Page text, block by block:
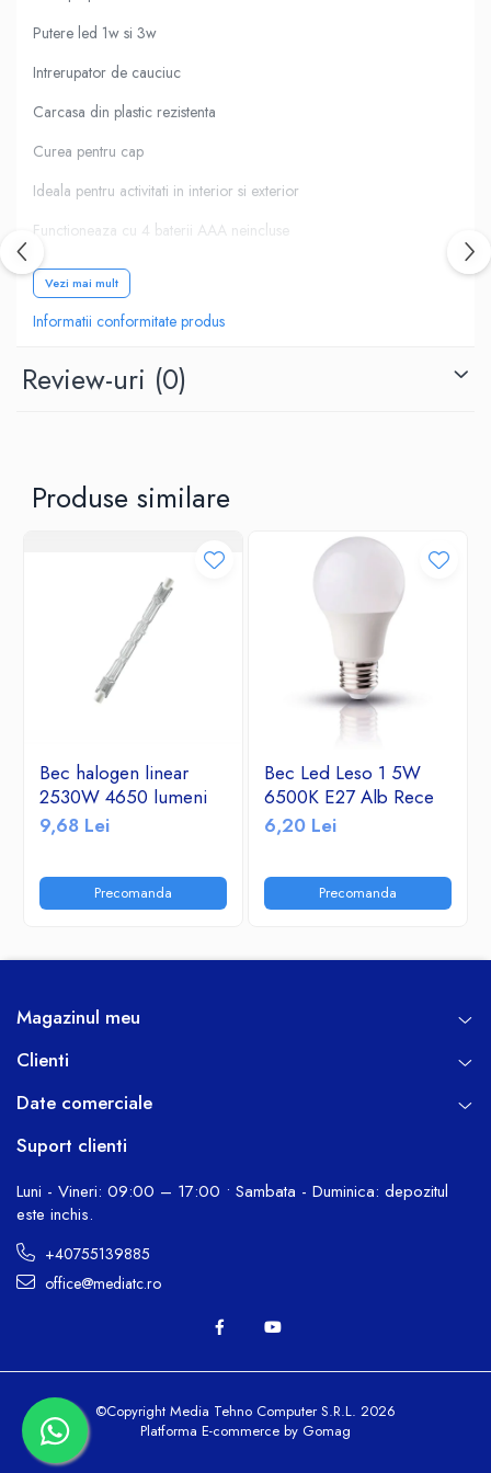
Ventilatoare
Putere led 1w si 3w
Intrerupator de cauciuc
Carcasa din plastic rezistenta
Curea pentru cap
Ideala pentru activitati in interior si exterior
Functioneaza cu 4 baterii AAA neincluse
Ambalaj blister plastic
Vezi mai mult
Informatii conformitate produs
Review-uri (0)
Produse similare
Bec halogen linear
2530W 4650 lumeni
9,68 Lei
Precomanda
Bec Led Leso 1 5W
6500K E27 Alb Rece
6,20 Lei
Precomanda
Magazinul meu
Clienti
Date comerciale
Suport clienti
Luni - Vineri: 09:00 – 17:00 • Sambata - Duminica: depozitul
este inchis.
+40755139885
office@mediatc.ro
©Copyright Media Tehno Computer S.R.L. 2026
Platforma E-commerce by Gomag